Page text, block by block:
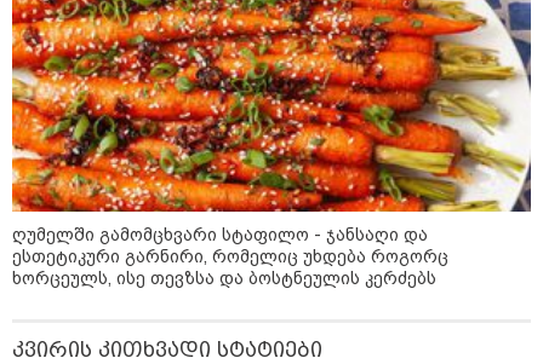
21:38 / 06-08-2026
"ჩვენთვის ეს ეგზოტიკაა, ჩვენს
სტუმრებს ასე ვუხსნით - ბევრი
სანთელი, ეგზოტიკა და
რომანტიკული საღამოები" -
შალვა ალავერდაშვილი
ელექტროენერგიის გათიშვებზე
21:08 / 06-08-2026
"არ ვიცი, თუ ვინმე იცის, რასთან
არის დაკავშირებული ნია
იმნაძის 10 თვის თავზე დაკავება
- რა უნდა თქვას 16 წლის
წარმოუდგენელი
ღუმელში გამომცხვარი სტაფილო - ჯანსაღი და
ესთეტიკური გარნირი, რომელიც უხდება როგორც
ხორცეულს, ისე თევზსა და ბოსტნეულის კერძებს
კვირის კითხვადი სტატიები